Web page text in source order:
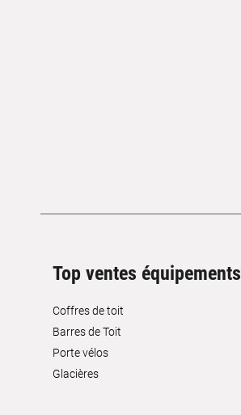
Top ventes équipements
Coffres de toit
Barres de Toit
Porte vélos
Glacières